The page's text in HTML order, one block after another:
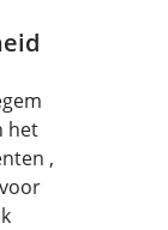
het
,